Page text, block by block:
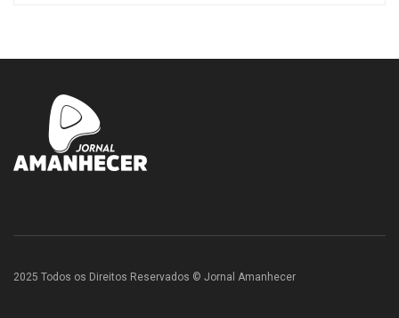
2025 Todos os Direitos Reservados © Jornal Amanhecer